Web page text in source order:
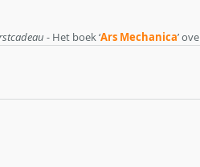
- Het boek ‘Ars Mechanica’